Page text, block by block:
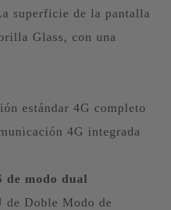
superficie de la pantalla
Glass, con una
estándar 4G completo
4G integrada
de modo dual
de Doble Modo de